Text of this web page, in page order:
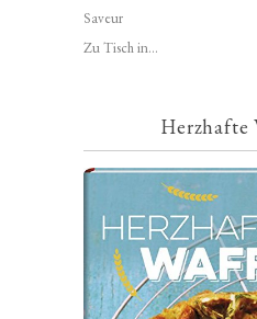
Saveur
Zu Tisch in...
Herzhafte